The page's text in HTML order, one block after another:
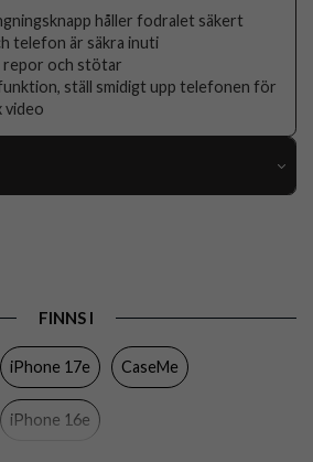
håller fodralet säkert
telefon är säkra inuti
repor och stötar
ställ smidigt upp telefonen för
video
Handrem, Kortfack, Stativfunktion
Konstläder, Mjukplast (TPU)
FINNS I
iPhone 17e CaseMe
iPhone 16e